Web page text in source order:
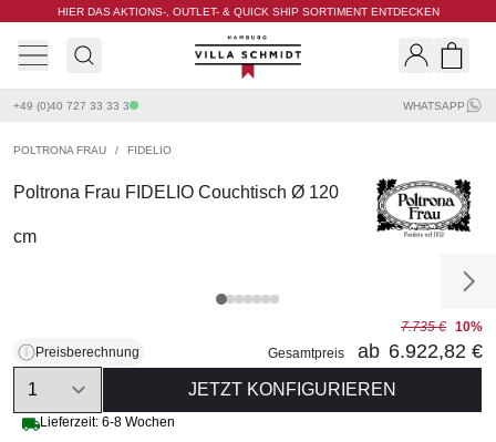
HIER DAS AKTIONS-, OUTLET- & QUICK SHIP SORTIMENT ENTDECKEN
Villa Schmidt
+49 (0)40 727 33 33 3 WHATSAPP
POLTRONA FRAU / FIDELIO
Poltrona Frau FIDELIO Couchtisch Ø 120
cm
Preisberechnung
7.735 € 10%
Gesamtpreis
ab 6.922,82 €
Quantity
JETZT KONFIGURIEREN
Lieferzeit: 6-8 Wochen